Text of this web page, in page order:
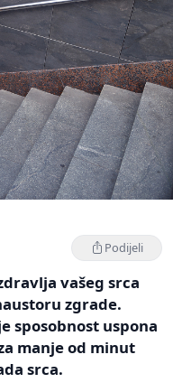
Podijeli
vašeg srca
zgrade.
sposobnost uspona
manje od minut
srca.